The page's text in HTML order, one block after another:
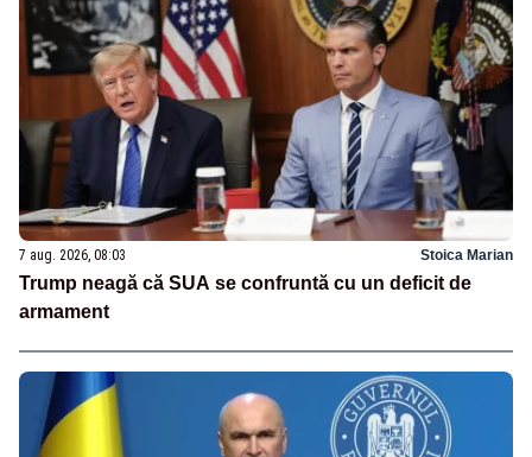
7 aug. 2026, 08:03 Stoica Marian
Trump neagă că SUA se confruntă cu un deficit de
armament